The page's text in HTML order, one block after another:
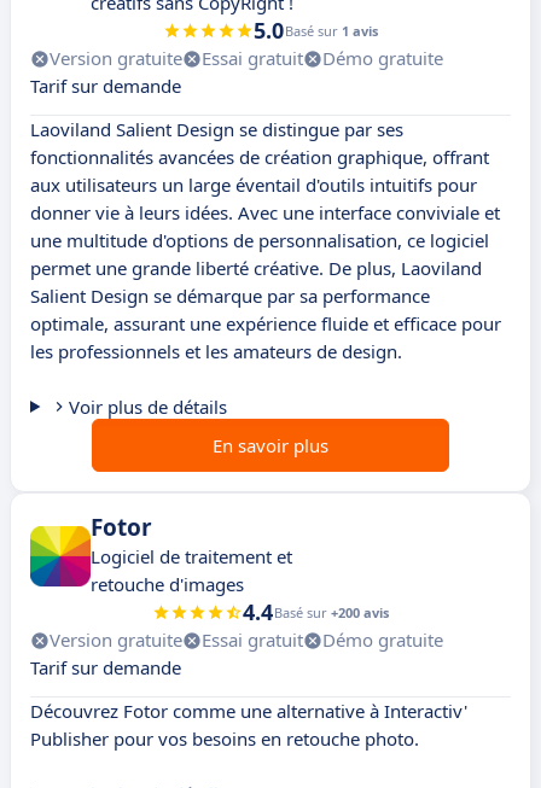
5.0Basé sur 1 avis
Version gratuite Essai gratuit
Démo gratuite
Tarif sur demande
Laoviland Salient Design se distingue par ses
fonctionnalités avancées de création graphique, offrant
aux utilisateurs un large éventail d'outils intuitifs pour
donner vie à leurs idées. Avec une interface conviviale et
une multitude d'options de personnalisation, ce logiciel
permet une grande liberté créative. De plus, Laoviland
Salient Design se démarque par sa performance
optimale, assurant une expérience fluide et efficace pour
les professionnels et les amateurs de design.
Voir plus de détails
En savoir plus
Fotor
Logiciel de traitement et
retouche d'images
4.4Basé sur +200 avis
Version gratuite Essai gratuit
Démo gratuite
Tarif sur demande
Découvrez Fotor comme une alternative à Interactiv'
Publisher pour vos besoins en retouche photo.